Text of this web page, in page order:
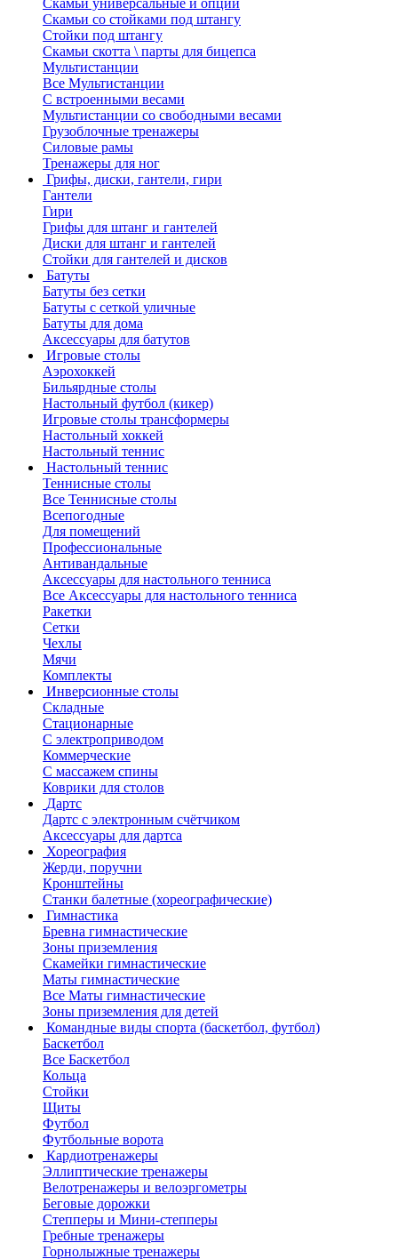
Скамьи универсальные и опции
Скамьи со стойками под штангу
Стойки под штангу
Скамьи скотта \ парты для бицепса
Мультистанции
Все Мультистанции
С встроенными весами
Мультистанции со свободными весами
Грузоблочные тренажеры
Силовые рамы
Тренажеры для ног
Грифы, диски, гантели, гири
Гантели
Гири
Грифы для штанг и гантелей
Диски для штанг и гантелей
Стойки для гантелей и дисков
Батуты
Батуты без сетки
Батуты с сеткой уличные
Батуты для дома
Аксессуары для батутов
Игровые столы
Аэрохоккей
Бильярдные столы
Настольный футбол (кикер)
Игровые столы трансформеры
Настольный хоккей
Настольный теннис
Настольный теннис
Теннисные столы
Все Теннисные столы
Всепогодные
Для помещений
Профессиональные
Антивандальные
Аксессуары для настольного тенниса
Все Аксессуары для настольного тенниса
Ракетки
Сетки
Чехлы
Мячи
Комплекты
Инверсионные столы
Складные
Стационарные
С электроприводом
Коммерческие
С массажем спины
Коврики для столов
Дартс
Дартс с электронным счётчиком
Аксессуары для дартса
Хореография
Жерди, поручни
Кронштейны
Станки балетные (хореографические)
Гимнастика
Бревна гимнастические
Зоны приземления
Скамейки гимнастические
Маты гимнастические
Все Маты гимнастические
Зоны приземления для детей
Командные виды спорта (баскетбол, футбол)
Баскетбол
Все Баскетбол
Кольца
Стойки
Щиты
Футбол
Футбольные ворота
Кардиотренажеры
Эллиптические тренажеры
Велотренажеры и велоэргометры
Беговые дорожки
Степперы и Мини-степперы
Гребные тренажеры
Горнолыжные тренажеры